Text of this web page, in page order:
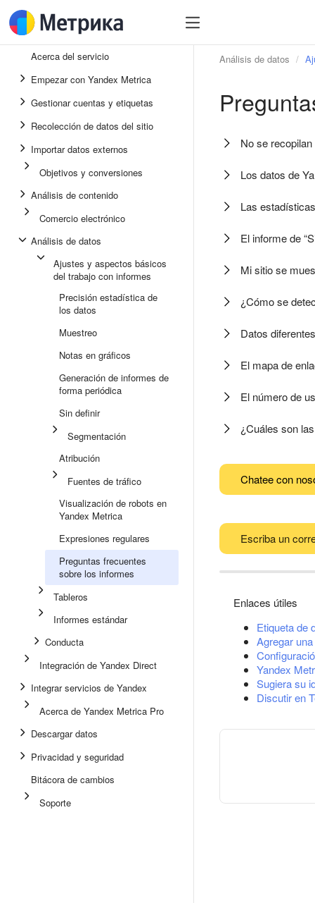
Acerca del servicio
Empezar con Yandex Metrica
Gestionar cuentas y etiquetas
Recolección de datos del sitio
Importar datos externos
Objetivos y conversiones
Análisis de contenido
Comercio electrónico
Análisis de datos
Ajustes y aspectos básicos
del trabajo con informes
Precisión estadística de
los datos
Muestreo
Notas en gráficos
Generación de informes de
forma periódica
Sin definir
Segmentación
Atribución
Fuentes de tráfico
Visualización de robots en
Yandex Metrica
Expresiones regulares
Preguntas frecuentes
sobre los informes
Tableros
Informes estándar
Conducta
Integración de Yandex Direct
Integrar servicios de Yandex
Acerca de Yandex Metrica Pro
Descargar datos
Privacidad y seguridad
Bitácora de cambios
Soporte
Análisis de datos
No se
Los datos de
Las
El informe de
Mi sitio se
¿Cómo se
Datos
El mapa de
El número de
¿Cuáles son
Chatee con
Escriba un
Enlaces útiles
Etiqueta de
Agregar
Yandex
Sugiera su
Discutir en